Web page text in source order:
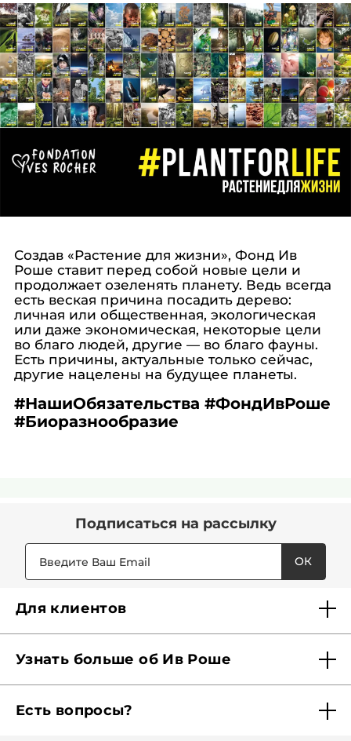
Создав «Растение для жизни», Фонд Ив
Роше ставит перед собой новые цели и
продолжает озеленять планету. Ведь всегда
есть веская причина посадить дерево:
личная или общественная, экологическая
или даже экономическая, некоторые цели
во благо людей, другие — во благо фауны.
Есть причины, актуальные только сейчас,
другие нацелены на будущее планеты.
#НашиОбязательства #ФондИвРоше
#Биоразнообразие
Подписаться на рассылку
ОК
Для клиентов
Карта Мерси
Отследить заказ
Узнать больше об Ив Роше
Наши обязательства
Есть вопросы?